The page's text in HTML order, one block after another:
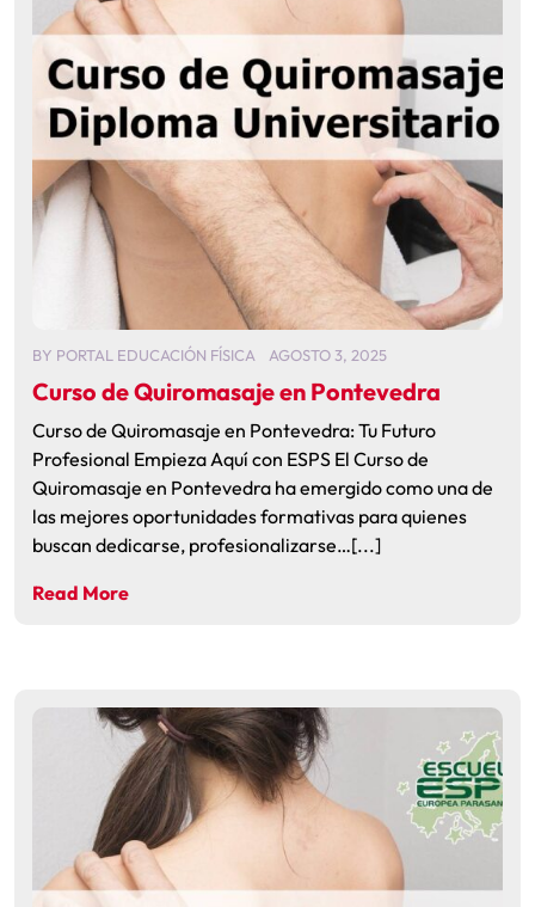
BY PORTAL EDUCACIÓN FÍSICA AGOSTO 3, 2025
Curso de Quiromasaje en Pontevedra
Curso de Quiromasaje en Pontevedra: Tu Futuro
Profesional Empieza Aquí con ESPS El Curso de
Quiromasaje en Pontevedra ha emergido como una de
las mejores oportunidades formativas para quienes
buscan dedicarse, profesionalizarse…[...]
Read More